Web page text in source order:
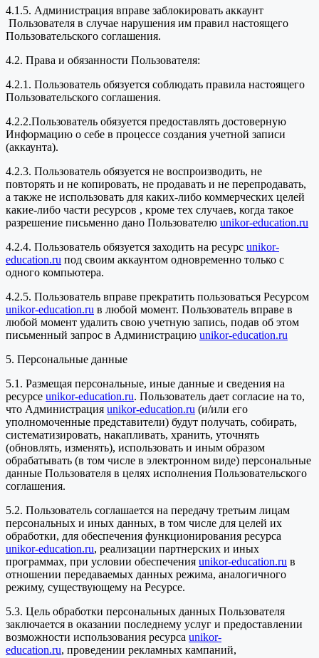
4.1.5. Администрация вправе заблокировать аккаунт
Пользователя в случае нарушения им правил настоящего
Пользовательского соглашения.
4.2. Права и обязанности Пользователя:
4.2.1. Пользователь обязуется соблюдать правила настоящего
Пользовательского соглашения.
4.2.2.Пользователь обязуется предоставлять достоверную
Информацию о себе в процессе создания учетной записи
(аккаунта).
4.2.3. Пользователь обязуется не воспроизводить, не
повторять и не копировать, не продавать и не перепродавать,
а также не использовать для каких-либо коммерческих целей
какие-либо части ресурсов , кроме тех случаев, когда такое
разрешение письменно дано Пользователю unikor-education.ru
4.2.4. Пользователь обязуется заходить на ресурс unikor-
education.ru под своим аккаунтом одновременно только с
одного компьютера.
4.2.5. Пользователь вправе прекратить пользоваться Ресурсом
unikor-education.ru в любой момент. Пользователь вправе в
любой момент удалить свою учетную запись, подав об этом
письменный запрос в Администрацию unikor-education.ru
5. Персональные данные
5.1. Размещая персональные, иные данные и сведения на
ресурсе unikor-education.ru. Пользователь дает согласие на то,
что Администрация unikor-education.ru (и/или его
уполномоченные представители) будут получать, собирать,
систематизировать, накапливать, хранить, уточнять
(обновлять, изменять), использовать и иным образом
обрабатывать (в том числе в электронном виде) персональные
данные Пользователя в целях исполнения Пользовательского
соглашения.
5.2. Пользователь соглашается на передачу третьим лицам
персональных и иных данных, в том числе для целей их
обработки, для обеспечения функционирования ресурса
unikor-education.ru, реализации партнерских и иных
программах, при условии обеспечения unikor-education.ru в
отношении передаваемых данных режима, аналогичного
режиму, существующему на Ресурсе.
5.3. Цель обработки персональных данных Пользователя
заключается в оказании последнему услуг и предоставлении
возможности использования ресурса unikor-
education.ru, проведении рекламных кампаний,